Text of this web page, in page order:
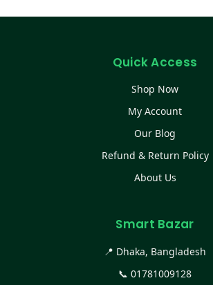
Quick Access
Shop Now
My Account
Our Blog
Refund & Return Policy
About Us
Smart Bazar
📍 Dhaka, Bangladesh
📞 01781009128